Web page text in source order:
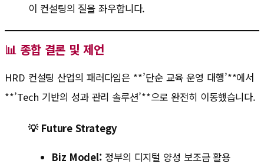
이 컨설팅의 질을 좌우합니다.
📊 종합 결론 및 제언
HRD 컨설팅 산업의 패러다임은 **’단순 교육 운영 대행’**에서
**’Tech 기반의 성과 관리 솔루션’**으로 완전히 이동했습니다.
💡 Future Strategy
Biz Model: 정부의 디지털 양성 보조금 활용